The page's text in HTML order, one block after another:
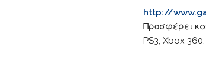
http://
Προσφέρει
PS3, Xbox